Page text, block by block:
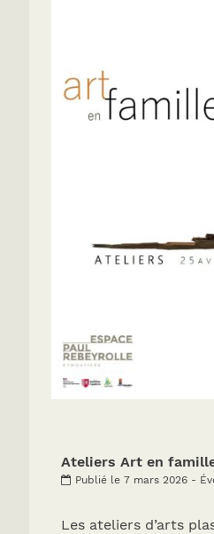
Ateliers Art en
Publié le 7 mars 2026 -
Les ateliers d’arts